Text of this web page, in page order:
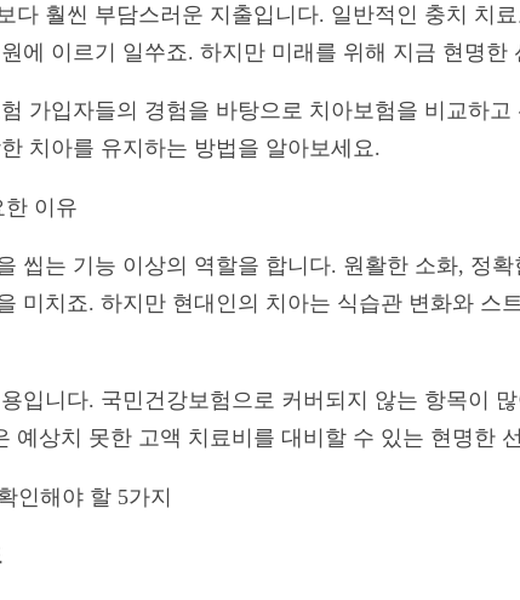
다 훨씬 부담스러운 지출입니다. 일반적인 충치 치
에 이르기 일쑤죠. 하지만 미래를 위해 지금 현명한
가입자들의 경험을 바탕으로 치아보험을 비교하
치아를 유지하는 방법을 알아보세요.
한 이유
씹는 기능 이상의 역할을 합니다. 원활한 소화, 정
미치죠. 하지만 현대인의 치아는 식습관 변화와 스
입니다. 국민건강보험으로 커버되지 않는 항목이
예상치 못한 고액 치료비를 대비할 수 있는 현명한
인해야 할 5가지